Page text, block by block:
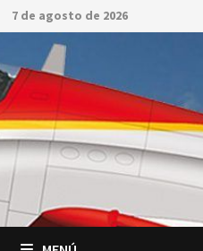
Saltar
al
contenido
7 de agosto de 2026